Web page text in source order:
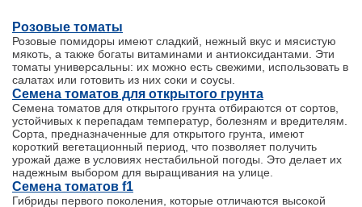
Розовые томаты
Розовые помидоры имеют сладкий, нежный вкус и мясистую
мякоть, а также богаты витаминами и антиоксидантами. Эти
томаты универсальны: их можно есть свежими, использовать в
салатах или готовить из них соки и соусы.
Семена томатов для открытого грунта
Семена томатов для открытого грунта отбираются от сортов,
устойчивых к перепадам температур, болезням и вредителям.
Сорта, предназначенные для открытого грунта, имеют
короткий вегетационный период, что позволяет получить
урожай даже в условиях нестабильной погоды. Это делает их
надежным выбором для выращивания на улице.
Семена томатов f1
Гибриды первого поколения, которые отличаются высокой